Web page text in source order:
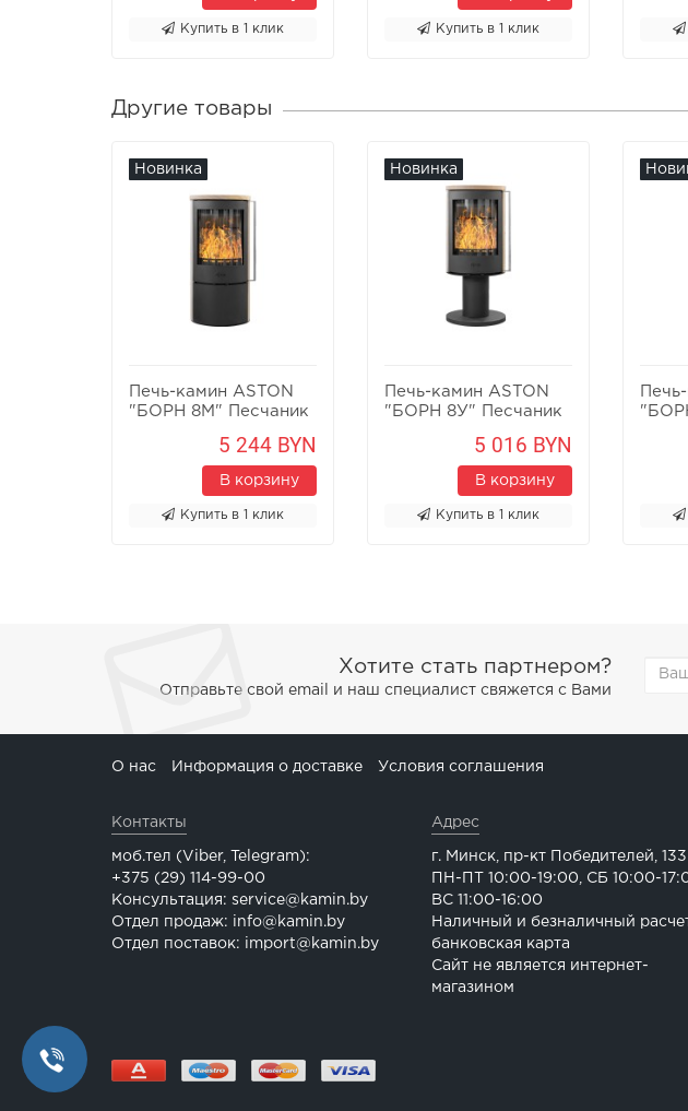
Купить в 1 клик Купить в 1 клик
Другие товары
Новинка
Печь-камин ASTON
"БОРН 8М" Песчаник
5 244 BYN
В корзину
Купить в 1 клик
Новинка
Печь-камин ASTON
"БОРН 8У" Песчаник
5 016 BYN
В корзину
Купить в 1 клик
Хотите стать партнером?
Отправьте свой email и наш специалист свяжется с Вами
О нас Информация о доставке Условия соглашения
Контакты
моб.тел (Viber, Telegram):
+375 (29) 114-99-00
Консультация: service@kamin.by
Отдел продаж: info@kamin.by
Отдел поставок: import@kamin.by
Адрес
г. Минск, пр-кт Победителей, 133
ПН-ПТ 10:00-19:00, СБ 10:00-
ВС 11:00-16:00
Наличный и безналичный
банковская карта
Сайт не является интернет-
магазином